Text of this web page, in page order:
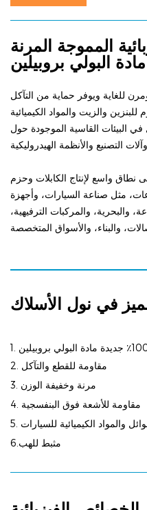
المموجة المرنة
البولي بروبيلين
للغاية ويوفر حماية من التآكل
والزيت والمواد الكيميائية
البيئات القاسية الموجودة حول
نطاق واسع لإنتاج الكابلات وحزم
مثل صناعة السيارات، وأجهزة
والبحرية، والمركبات الترفيهية،
مادة البولي بروبيلين
2. مقاومة للقطع والتآكل
3. مرنة وخفيفة الوزن
4. مقاومة للأشعة فوق البنفسجية
والمواد الكيميائية للسيارات
6.مثبط للهب